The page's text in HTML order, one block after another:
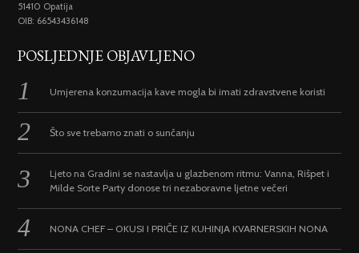
51410 Opatija
OIB: 66543436148
POSLJEDNJE OBJAVLJENO
Umjerena konzumacija kave mogla bi imati zdravstvene koristi
Što sve trebamo znati o sunčanju
Ljeto na Gradini se nastavlja u glazbenom ritmu: Vanna, Rišpet i
Milde Sorte Party donose tri nezaboravne ljetne večeri
NONA CHEF – OKUSI I PRIČE IZ KUHINJA KVARNERSKIH NONA